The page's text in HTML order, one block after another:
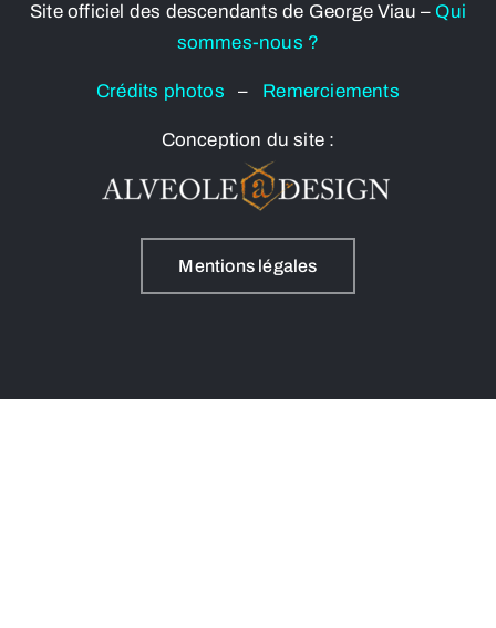
Site officiel des descendants de George Viau – Qui
sommes-nous ?
Crédits photos– Remerciements
Conception du site :
Mentions légales